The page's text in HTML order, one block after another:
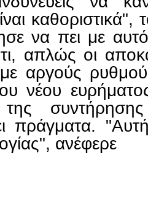
να πει με
απλώς οι
αργούς
νέου
της
πράγματα.
ανέφερε